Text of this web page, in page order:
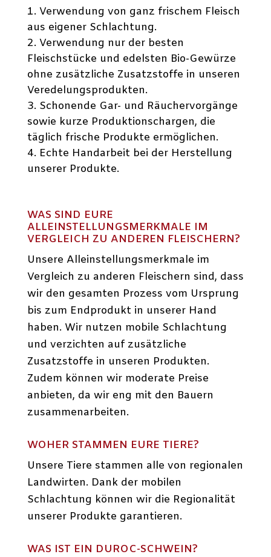
Verwendung von ganz frischem Fleisch
aus eigener Schlachtung.
Verwendung nur der besten
Fleischstücke und edelsten Bio-Gewürze
ohne zusätzliche Zusatzstoffe in unseren
Veredelungsprodukten.
Schonende Gar- und Räuchervorgänge
sowie kurze Produktionschargen, die
täglich frische Produkte ermöglichen.
Echte Handarbeit bei der Herstellung
unserer Produkte.
WAS SIND EURE
ALLEINSTELLUNGSMERKMALE IM
VERGLEICH ZU ANDEREN FLEISCHERN?
Unsere Alleinstellungsmerkmale im
Vergleich zu anderen Fleischern sind, dass
wir den gesamten Prozess vom Ursprung
bis zum Endprodukt in unserer Hand
haben. Wir nutzen mobile Schlachtung
und verzichten auf zusätzliche
Zusatzstoffe in unseren Produkten.
Zudem können wir moderate Preise
anbieten, da wir eng mit den Bauern
zusammenarbeiten.
WOHER STAMMEN EURE TIERE?
Unsere Tiere stammen alle von regionalen
Landwirten. Dank der mobilen
Schlachtung können wir die Regionalität
unserer Produkte garantieren.
WAS IST EIN DUROC-SCHWEIN?